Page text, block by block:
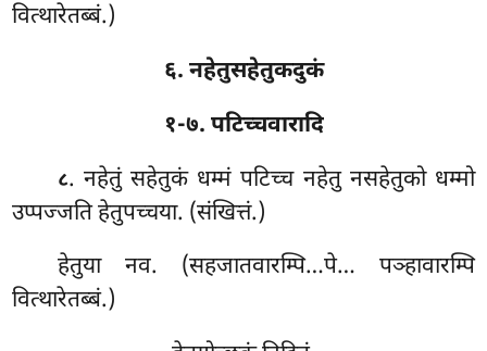
वित्थारेतब्बं.)
६. नहेतुसहेतुकदुकं
१-७. पटिच्चवारादि
८. नहेतुंसहेतुकं धम्मं पटिच्च नहेतु नसहेतुको धम्मो
उप्पज्जति हेतुपच्चया. (संखित्तं.)
हेतुया नव. (सहजातवारम्पि…पे… पञ्हावारम्पि
वित्थारेतब्बं.)